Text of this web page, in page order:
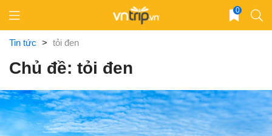
content
0
Tin tức > tỏi đen
Chủ đề: tỏi đen